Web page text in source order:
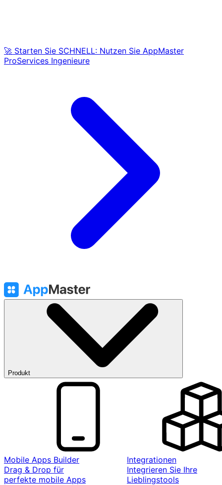
🚀 Starten Sie SCHNELL: Nutzen Sie AppMaster
ProServices Ingenieure
Produkt
Mobile Apps Builder
Drag & Drop für
perfekte mobile Apps
Integrationen
Integrieren Sie Ihre
Lieblingstools